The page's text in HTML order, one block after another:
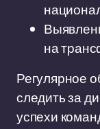
на
Регулярное
следить за
успехи